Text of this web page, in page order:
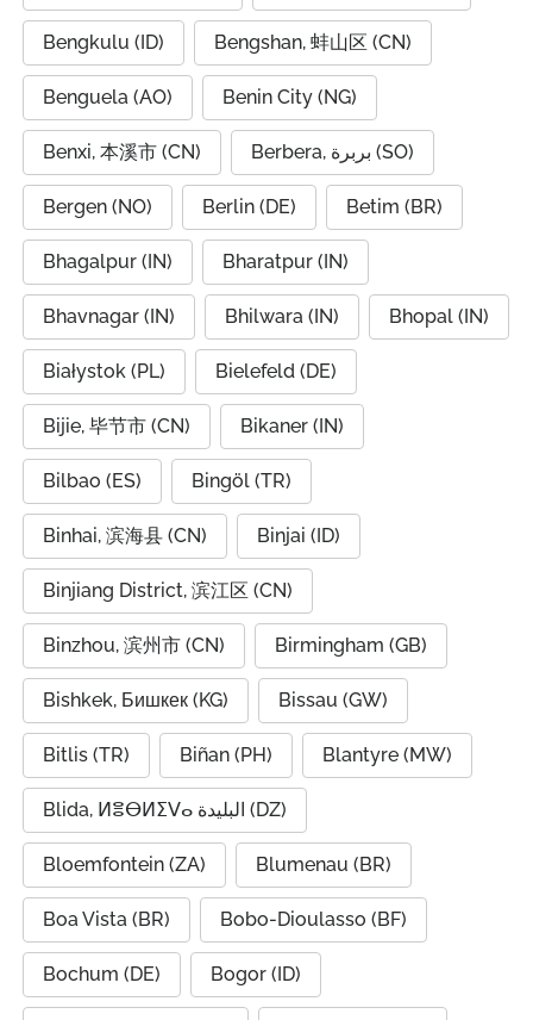
Bengkulu (ID) Bengshan, 蚌山区 (CN)
Benguela (AO) Benin City (NG)
Benxi, 本溪市 (CN) Berbera, بربرة (SO)
Bergen (NO) Berlin (DE) Betim (BR)
Bhagalpur (IN) Bharatpur (IN)
Bhavnagar (IN) Bhilwara (IN) Bhopal (IN)
Białystok (PL) Bielefeld (DE)
Bijie, 毕节市 (CN) Bikaner (IN)
Bilbao (ES) Bingöl (TR)
Binhai, 滨海县 (CN) Binjai (ID)
Binjiang District, 滨江区 (CN)
Binzhou, 滨州市 (CN) Birmingham (GB)
Bishkek, Бишкек (KG) Bissau (GW)
Bitlis (TR) Biñan (PH) Blantyre (MW)
Blida, ⵍⴻⴱⵍⵉⴸⴰ البليدة (DZ)
Bloemfontein (ZA) Blumenau (BR)
Boa Vista (BR) Bobo-Dioulasso (BF)
Bochum (DE) Bogor (ID)